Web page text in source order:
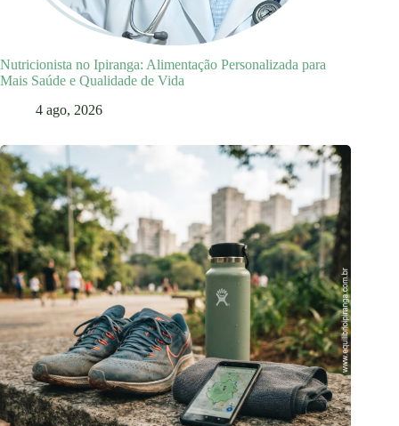
Nutricionista no Ipiranga: Alimentação Personalizada para
Mais Saúde e Qualidade de Vida
4 ago, 2026